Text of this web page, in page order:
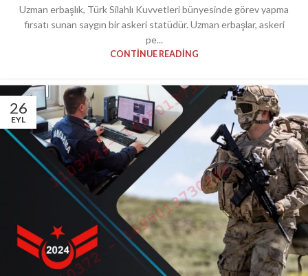
Uzman erbaşlık, Türk Silahlı Kuvvetleri bünyesinde görev yapma
fırsatı sunan saygın bir askeri statüdür. Uzman erbaşlar, askeri
pe...
CONTINUE READING
26
EYL